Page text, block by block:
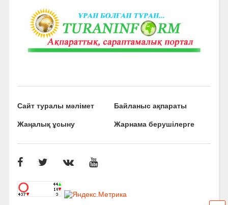
Сайт туралы мәлімет Байланыс ақпараты
Жаңалық ұсыну Жарнама берушілерге